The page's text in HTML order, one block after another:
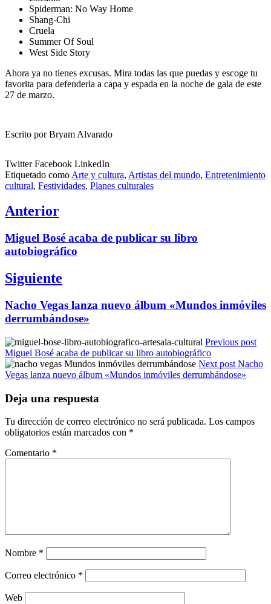
Spiderman: No Way Home
Shang-Chi
Cruela
Summer Of Soul
West Side Story
Ahora ya no tienes excusas. Mira todas las que puedas y escoge tu
favorita para defenderla a capa y espada en la noche de gala de este
27 de marzo.
Escrito por Bryam Alvarado
TwitterFacebook LinkedIn
Etiquetado como Arte y cultura, Artistas del mundo, Entretenimiento
cultural, Festividades, Planes culturales
Navegación
entradas
Anterior
Entrada
anterior:
Miguel Bosé acaba de publicar su libro
autobiográfico
Siguiente
Entrada
siguiente:
Nacho Vegas lanza nuevo álbum «Mundos inmóviles
derrumbándose»
Previous post
Miguel Bosé acaba de publicar su libro autobiográfico
Next post Nacho
Vegas lanza nuevo álbum «Mundos inmóviles derrumbándose»
Deja una respuesta
Tu dirección de correo electrónico no será publicada. Los campos
obligatorios están marcados con *
Comentario *
Nombre *
Correo electrónico *
Web